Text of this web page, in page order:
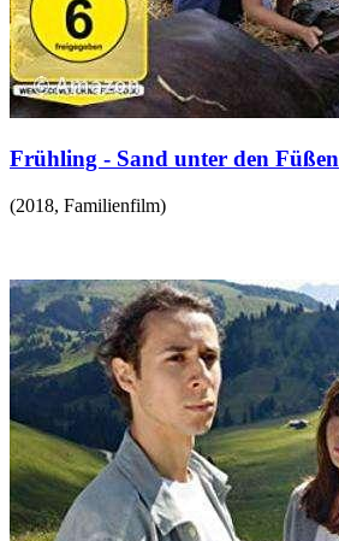
Frühling - Sand unter den Füßen
(2018, Familienfilm)